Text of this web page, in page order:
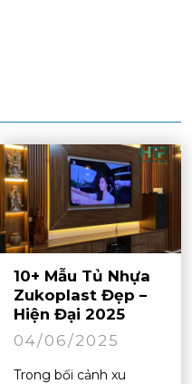
10+ Mẫu Tủ Nhựa
Zukoplast Đẹp –
Hiện Đại 2025
04/06/2025
Trong bối cảnh xu